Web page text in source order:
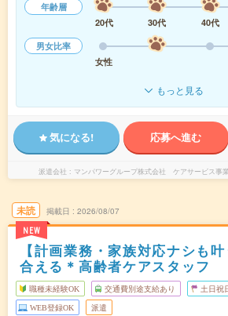
年齢層
20代
30代 40代
男女比率
女性
もっと見る
気になる! 応募へ進む
派遣会社 マンパワーグループ株式会社 ケアサービス事
未読
NEW
掲載日 2026/08/07
【計画業務・家族対応ナシも
合える＊高齢者ケアスタッフ
職種未経験OK 交通費別途支給あり 土日祝
WEB登録OK 派遣